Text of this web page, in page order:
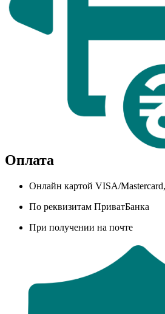
Оплата
Онлайн картой VISA/
По реквизитам ПриватБанка
При получении на почте